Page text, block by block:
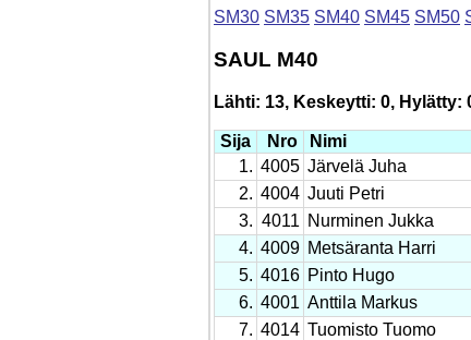
SM30 SM35 SM40 SM45 SM50
SAUL M40
Lähti: 13, Keskeytti: 0, Hylätty:
Sija Nro Nimi
1. 4005 Järvelä Juha
2. 4004 Juuti Petri
3. 4011 Nurminen Jukka
4. 4009 Metsäranta Harri
5. 4016 Pinto Hugo
6. 4001 Anttila Markus
7. 4014 Tuomisto Tuomo